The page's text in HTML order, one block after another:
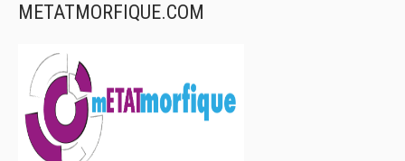
METATMORFIQUE.COM